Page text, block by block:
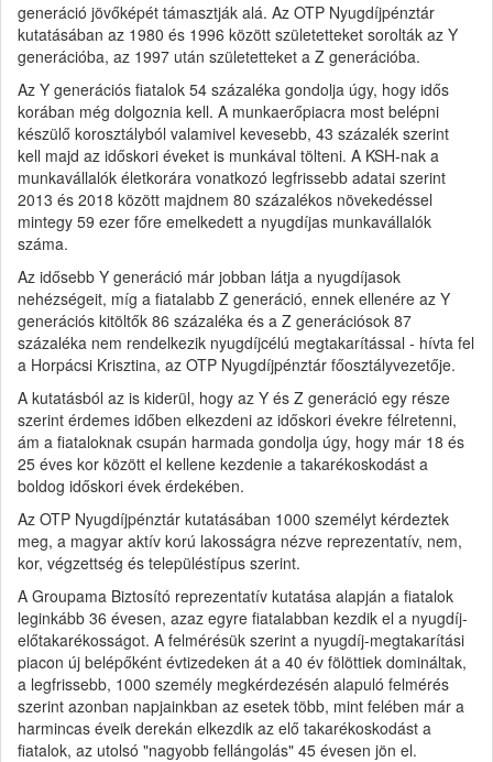
generáció jövőképét támasztják alá. Az OTP Nyugdíjpénztár
kutatásában az 1980 és 1996 között születetteket sorolták az Y
generációba, az 1997 után születetteket a Z generációba.
Az Y generációs fiatalok 54 százaléka gondolja úgy, hogy idős
korában még dolgoznia kell. A munkaerőpiacra most belépni
készülő korosztályból valamivel kevesebb, 43 százalék szerint
kell majd az időskori éveket is munkával tölteni. A KSH-nak a
munkavállalók életkorára vonatkozó legfrissebb adatai szerint
2013 és 2018 között majdnem 80 százalékos növekedéssel
mintegy 59 ezer főre emelkedett a nyugdíjas munkavállalók
száma.
Az idősebb Y generáció már jobban látja a nyugdíjasok
nehézségeit, míg a fiatalabb Z generáció, ennek ellenére az Y
generációs kitöltők 86 százaléka és a Z generációsok 87
százaléka nem rendelkezik nyugdíjcélú megtakarítással - hívta fel
a Horpácsi Krisztina, az OTP Nyugdíjpénztár főosztályvezetője.
A kutatásból az is kiderül, hogy az Y és Z generáció egy része
szerint érdemes időben elkezdeni az időskori évekre félretenni,
ám a fiataloknak csupán harmada gondolja úgy, hogy már 18 és
25 éves kor között el kellene kezdenie a takarékoskodást a
boldog időskori évek érdekében.
Az OTP Nyugdíjpénztár kutatásában 1000 személyt kérdeztek
meg, a magyar aktív korú lakosságra nézve reprezentatív, nem,
kor, végzettség és településtípus szerint.
A Groupama Biztosító reprezentatív kutatása alapján a fiatalok
leginkább 36 évesen, azaz egyre fiatalabban kezdik el a nyugdíj-
előtakarékosságot. A felmérésük szerint a nyugdíj-megtakarítási
piacon új belépőként évtizedeken át a 40 év fölöttiek domináltak,
a legfrissebb, 1000 személy megkérdezésén alapuló felmérés
szerint azonban napjainkban az esetek több, mint felében már a
harmincas éveik derekán elkezdik az elő takarékoskodást a
fiatalok, az utolsó "nagyobb fellángolás" 45 évesen jön el.